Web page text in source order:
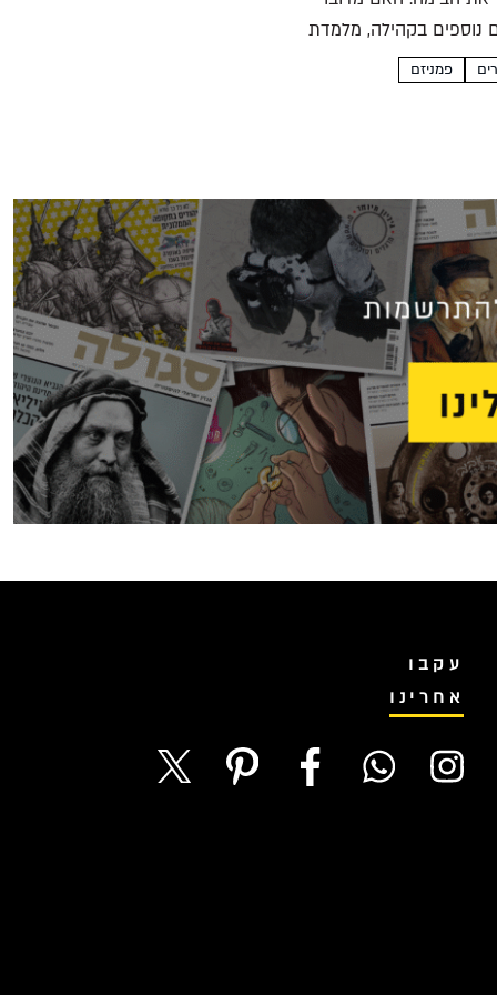
נוספים בקהילה, מלמדת
פמניזם
עקבו
אחרינו